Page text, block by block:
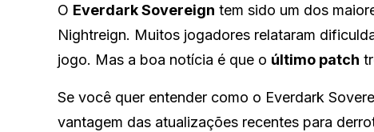
O Everdark Sovereign tem sido um dos
Nightreign. Muitos jogadores relataram
jogo. Mas a boa notícia é que o último patch
Se você quer entender como o Everdark
vantagem das atualizações recentes para